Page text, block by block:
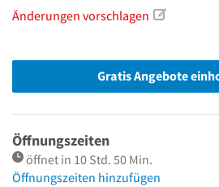
Änderungen vorschlagen
Gratis Angebote
Öffnungszeiten
öffnet in 10 Std. 50 Min.
Öffnungszeiten hinzufügen